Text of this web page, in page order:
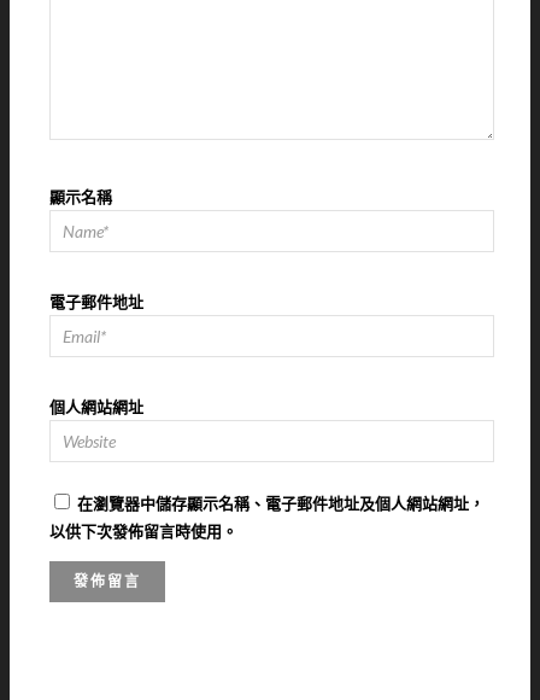
顯示名稱
電子郵件地址
個人網站網址
在瀏覽器中儲存顯示名稱、電子郵件地址及個人網站網址，
以供下次發佈留言時使用。